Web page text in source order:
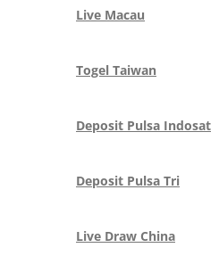
Live Macau
Togel Taiwan
Deposit Pulsa Indosat
Deposit Pulsa Tri
Live Draw China